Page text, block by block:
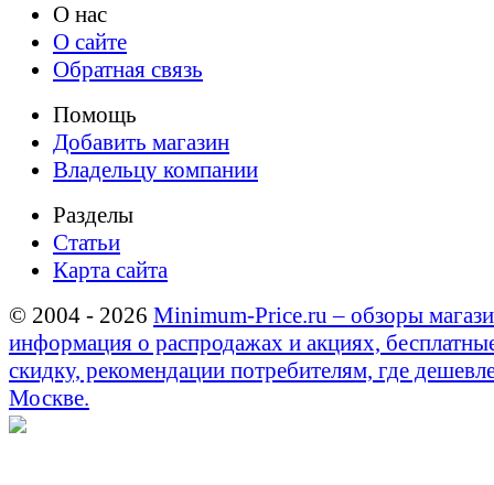
О нас
О сайте
Обратная связь
Помощь
Добавить магазин
Владельцу компании
Разделы
Статьи
Карта сайта
© 2004 - 2026 Minimum-Price.ru – обзоры
информация о распродажах и акциях,
скидку, рекомендации потребителям, где
Москве.